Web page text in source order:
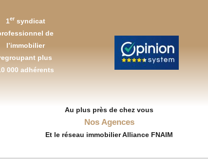
1ersyndicat
de
l’immobilier
plus
000 adhérents
Au plus près de chez vous
Nos Agences
Et le réseau immobilier Alliance FNAIM